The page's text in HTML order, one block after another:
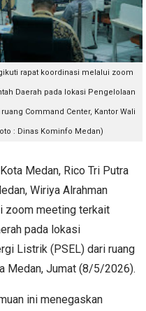
rapat koordinasi melalui zoom
Daerah pada lokasi Pengelolaan
Command Center, Kantor Wali
: Dinas Kominfo Medan)
Medan, Rico Tri Putra
Wiriya Alrahman
zoom meeting terkait
pada lokasi
Listrik (PSEL) dari ruang
Medan, Jumat (8/5/2026).
ini menegaskan